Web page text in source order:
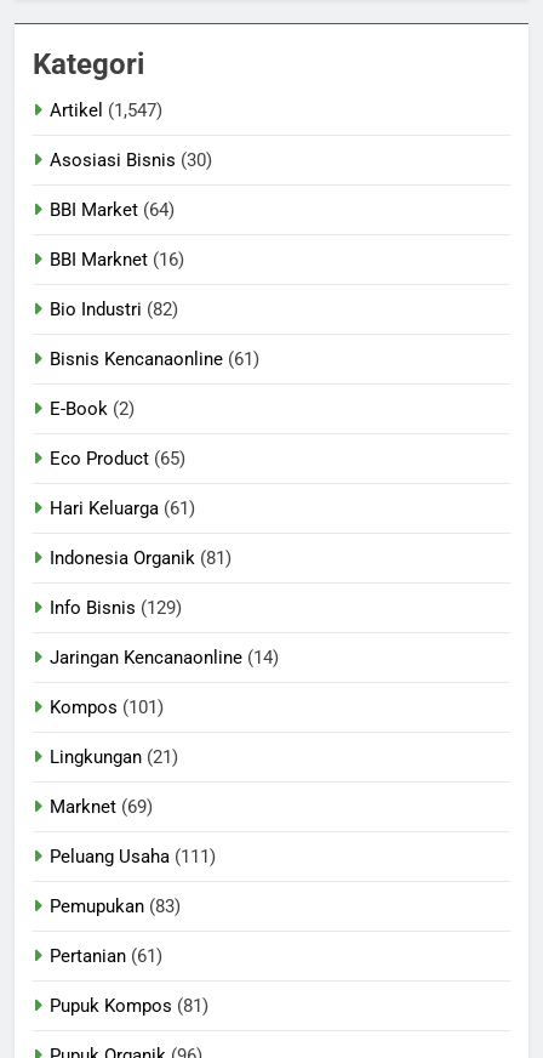
Kategori
Artikel (1,547)
Asosiasi Bisnis (30)
BBI Market (64)
BBI Marknet (16)
Bio Industri (82)
Bisnis Kencanaonline (61)
E-Book (2)
Eco Product (65)
Hari Keluarga (61)
Indonesia Organik (81)
Info Bisnis (129)
Jaringan Kencanaonline (14)
Kompos (101)
Lingkungan (21)
Marknet (69)
Peluang Usaha (111)
Pemupukan (83)
Pertanian (61)
Pupuk Kompos (81)